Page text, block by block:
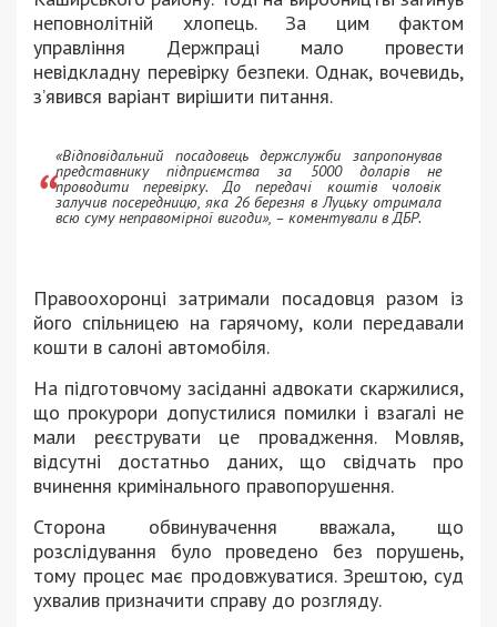
неповнолітній хлопець. За цим фактом
управління Держпраці мало провести
невідкладну перевірку безпеки. Однак, вочевидь,
з’явився варіант вирішити питання.
«Відповідальний посадовець держслужби запропонував
представнику підприємства за 5000 доларів не
проводити перевірку. До передачі коштів чоловік
залучив посередницю, яка 26 березня в Луцьку отримала
всю суму неправомірної вигоди», – коментували в ДБР.
Правоохоронці затримали посадовця разом із
його спільницею на гарячому, коли передавали
кошти в салоні автомобіля.
На підготовчому засіданні адвокати скаржилися,
що прокурори допустилися помилки і взагалі не
мали реєструвати це провадження. Мовляв,
відсутні достатньо даних, що свідчать про
вчинення кримінального правопорушення.
Сторона обвинувачення вважала, що
розслідування було проведено без порушень,
тому процес має продовжуватися. Зрештою, суд
ухвалив призначити справу до розгляду.